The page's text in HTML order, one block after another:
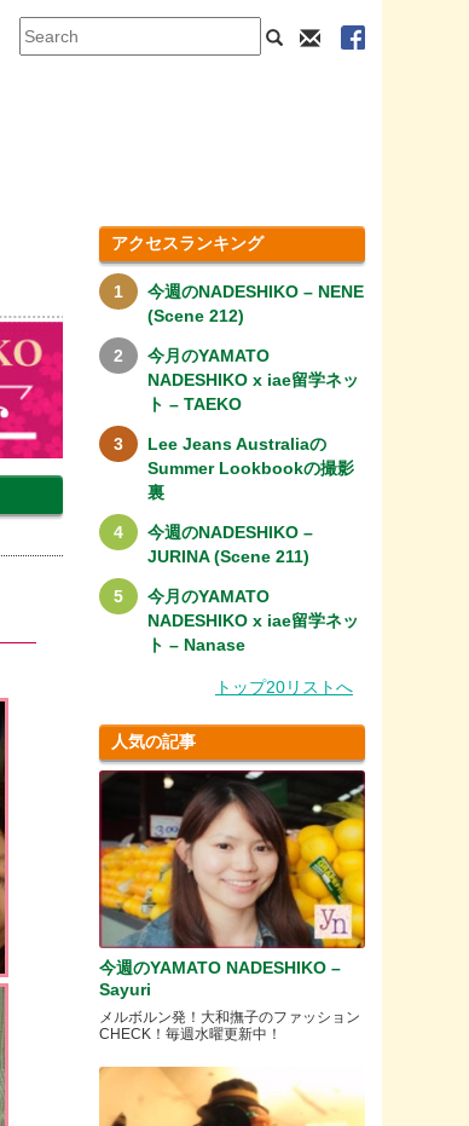
アクセスランキング
今週のNADESHIKO – NENE
(Scene 212)
今月のYAMATO
NADESHIKO x iae留学ネッ
ト – TAEKO
Lee Jeans Australiaの
Summer Lookbookの撮影
裏
今週のNADESHIKO –
JURINA (Scene 211)
今月のYAMATO
NADESHIKO x iae留学ネッ
ト – Nanase
トップ20リストへ
人気の記事
今週のYAMATO NADESHIKO –
Sayuri
メルボルン発！大和撫子のファッション
CHECK！毎週水曜更新中！